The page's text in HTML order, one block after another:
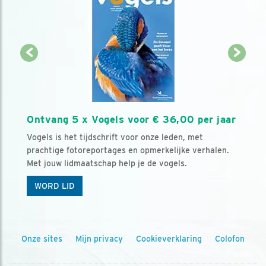
Ontvang 5 x Vogels voor € 36,00 per jaar
Vogels is het tijdschrift voor onze leden, met
prachtige fotoreportages en opmerkelijke verhalen.
Met jouw lidmaatschap help je de vogels.
WORD LID
Onze sites Mijn privacy Cookieverklaring Colofon